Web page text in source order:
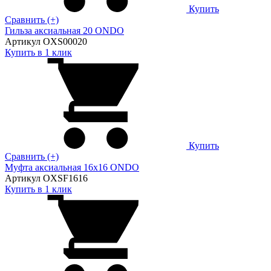
Купить
Сравнить (+)
Гильза аксиальная 20 ONDO
Артикул OXS00020
Купить в 1 клик
Купить
Сравнить (+)
Муфта аксиальная 16х16 ONDO
Артикул OXSF1616
Купить в 1 клик